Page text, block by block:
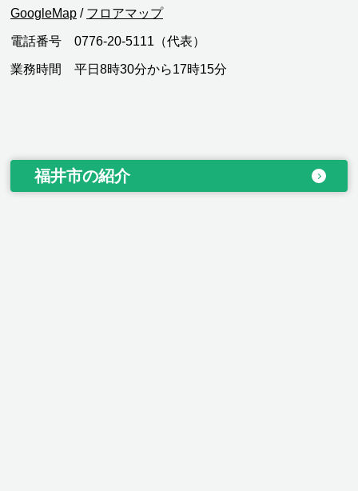
GoogleMap / フロアマップ
電話番号 0776-20-5111（代表）
業務時間 平日8時30分から17時15分
福井市の紹介